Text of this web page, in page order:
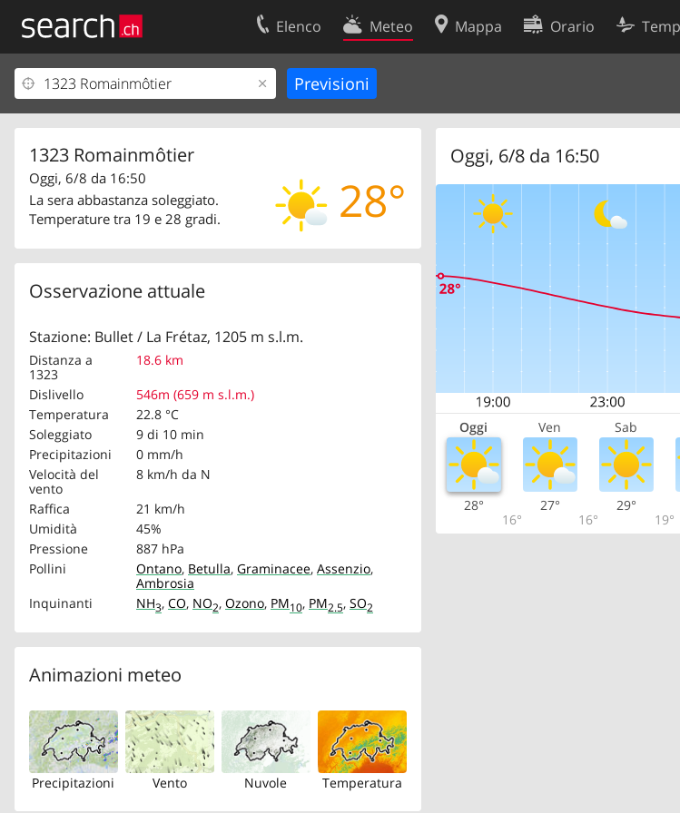
Elenco Meteo Mappa Orario
1323 Romainmôtier
28°
Oggi, 6/8 da 16:50
La sera abbastanza soleggiato.
Temperature tra 19 e 28 gradi.
Osservazione attuale
Stazione: Bullet / La Frétaz, 1205 m s.l.m.
Distanza a
1323
18.6 km
Dislivello
546m (659 m s.l.m.)
Temperatura
22.8 °C
Soleggiato
9 di 10 min
Precipitazioni
0 mm/h
Velocità del
vento
8 km/h da N
Raffica
21 km/h
Umidità
45%
Pressione
887 hPa
Pollini
Ontano, Betulla, Graminacee, Assenzio,
Ambrosia
Inquinanti
NH3, CO, NO2, Ozono, PM10, PM2.5, SO2
Animazioni meteo
Precipitazioni Vento Nuvole Temperatura
Oggi, 6/8 da 16:50
Oggi Ven Sab
28°
16°
27°
16°
29°
19°
Il vostro profolio
Area clienti
Contatti
Condizioni d’uso
Preferenze